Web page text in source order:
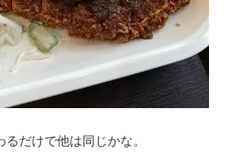
だけで他は同じかな。